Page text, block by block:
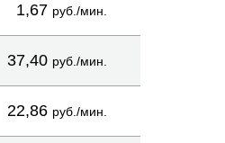
1,67 руб./мин.
37,40 руб./мин.
22,86 руб./мин.